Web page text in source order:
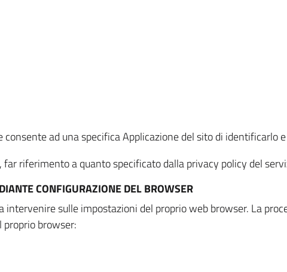
ad una specifica Applicazione del sito di identificarlo
riferimento a quanto specificato dalla privacy policy del
CONFIGURAZIONE DEL BROWSER
sulle impostazioni del proprio web browser. La
browser: